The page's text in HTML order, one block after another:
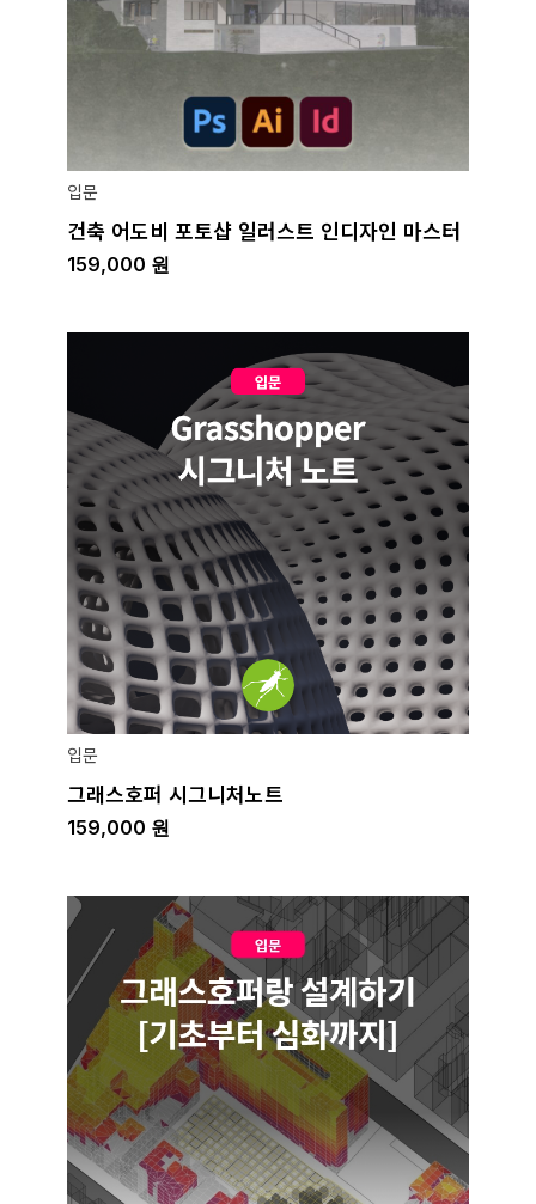
입문
건축 어도비 포토샵 일러스트 인디자인 마스터
159,000 원
입문
그래스호퍼 시그니처노트
159,000 원